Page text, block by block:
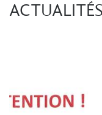
ACTUALITÉS